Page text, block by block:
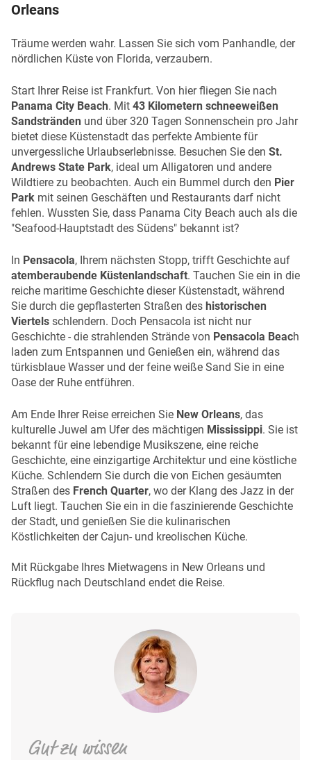
Orleans
Träume werden wahr. Lassen Sie sich vom Panhandle, der
nördlichen Küste von Florida, verzaubern.
Start Ihrer Reise ist Frankfurt. Von hier fliegen Sie nach
Panama City Beach. Mit 43 Kilometern schneeweißen
Sandstränden und über 320 Tagen Sonnenschein pro Jahr
bietet diese Küstenstadt das perfekte Ambiente für
unvergessliche Urlaubserlebnisse. Besuchen Sie den St.
Andrews State Park, ideal um Alligatoren und andere
Wildtiere zu beobachten. Auch ein Bummel durch den Pier
Park mit seinen Geschäften und Restaurants darf nicht
fehlen. Wussten Sie, dass Panama City Beach auch als die
"Seafood-Hauptstadt des Südens" bekannt ist?
In Pensacola, Ihrem nächsten Stopp, trifft Geschichte auf
atemberaubende Küstenlandschaft. Tauchen Sie ein in die
reiche maritime Geschichte dieser Küstenstadt, während
Sie durch die gepflasterten Straßen des historischen
Viertels schlendern. Doch Pensacola ist nicht nur
Geschichte - die strahlenden Strände von Pensacola Beach
laden zum Entspannen und Genießen ein, während das
türkisblaue Wasser und der feine weiße Sand Sie in eine
Oase der Ruhe entführen.
Am Ende Ihrer Reise erreichen Sie New Orleans, das
kulturelle Juwel am Ufer des mächtigen Mississippi. Sie ist
bekannt für eine lebendige Musikszene, eine reiche
Geschichte, eine einzigartige Architektur und eine köstliche
Küche. Schlendern Sie durch die von Eichen gesäumten
Straßen des French Quarter, wo der Klang des Jazz in der
Luft liegt. Tauchen Sie ein in die faszinierende Geschichte
der Stadt, und genießen Sie die kulinarischen
Köstlichkeiten der Cajun- und kreolischen Küche.
Mit Rückgabe Ihres Mietwagens in New Orleans und
Rückflug nach Deutschland endet die Reise.
Gut zu wissen